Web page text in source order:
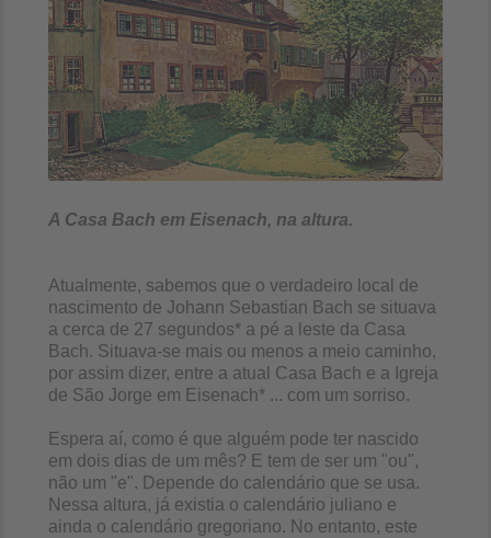
A Casa Bach em Eisenach, na altura.
Atualmente, sabemos que o verdadeiro local de
nascimento de Johann Sebastian Bach se situava
a cerca de 27 segundos* a pé a leste da Casa
Bach. Situava-se mais ou menos a meio caminho,
por assim dizer, entre a atual Casa Bach e a Igreja
de São Jorge em Eisenach* ... com um sorriso.
Espera aí, como é que alguém pode ter nascido
em dois dias de um mês? E tem de ser um "ou",
não um "e". Depende do calendário que se usa.
Nessa altura, já existia o calendário juliano e
ainda o calendário gregoriano. No entanto, este